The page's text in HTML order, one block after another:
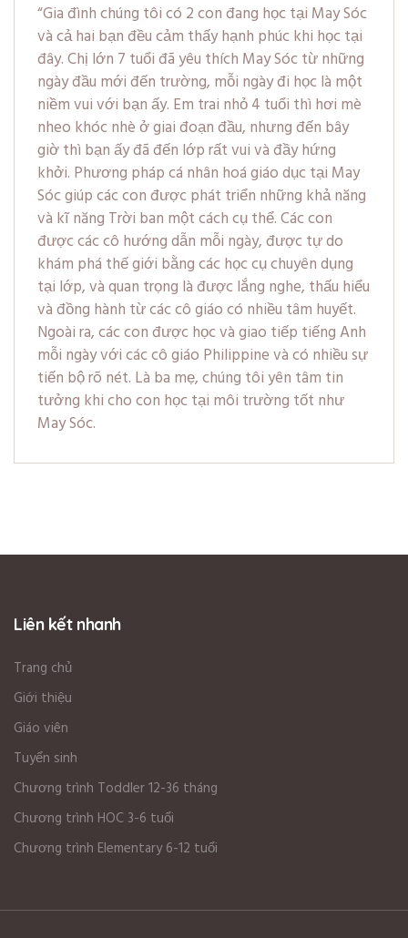
Gia đình chúng tôi có 2 con đang học tại May Sóc
và cả hai bạn đều cảm thấy hạnh phúc khi học tại
đây. Chị lớn 7 tuổi đã yêu thích May Sóc từ những
ngày đầu mới đến trường, mỗi ngày đi học là một
niềm vui với bạn ấy. Em trai nhỏ 4 tuổi thì hơi mè
nheo khóc nhè ở giai đoạn đầu, nhưng đến bây
giờ thì bạn ấy đã đến lớp rất vui và đầy hứng
khởi. Phương pháp cá nhân hoá giáo dục tại May
Sóc giúp các con được phát triển những khả năng
và kĩ năng Trời ban một cách cụ thể. Các con
được các cô hướng dẫn mỗi ngày, được tự do
khám phá thế giới bằng các học cụ chuyên dụng
tại lớp, và quan trọng là được lắng nghe, thấu hiểu
và đồng hành từ các cô giáo có nhiều tâm huyết.
Ngoài ra, các con được học và giao tiếp tiếng Anh
mỗi ngày với các cô giáo Philippine và có nhiều sự
tiến bộ rõ nét. Là ba mẹ, chúng tôi yên tâm tin
tưởng khi cho con học tại môi trường tốt như
May Sóc.
Liên kết nhanh
Trang chủ
Giới thiệu
Giáo viên
Tuyển sinh
Chương trình Toddler 12-36 tháng
Chương trình HOC 3-6 tuổi
Chương trình Elementary 6-12 tuổi